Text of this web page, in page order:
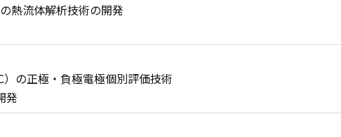
熱流体解析技術の開発
の正極・負極電極個別評価技術
発